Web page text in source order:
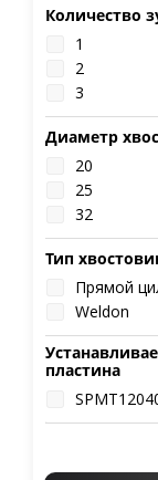
Количество
1
2
3
Диаметр
20
25
32
Тип
Прямой
Weldon
пластина